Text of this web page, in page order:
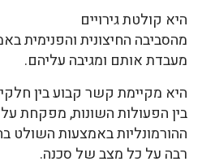
היא קולטת גירויים
מהסביבה החיצונית והפנימית
מעבדת אותם ומגיבה עליהם.
היא מקיימת קשר קבוע בין
בין הפעולות השונות, מפקחת
ההורמונליות באמצעות השולט
רבה על כל מצב של סכנה.